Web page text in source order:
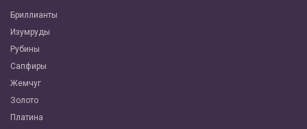
Бриллианты
Изумруды
Рубины
Сапфиры
Жемчуг
Золото
Платина